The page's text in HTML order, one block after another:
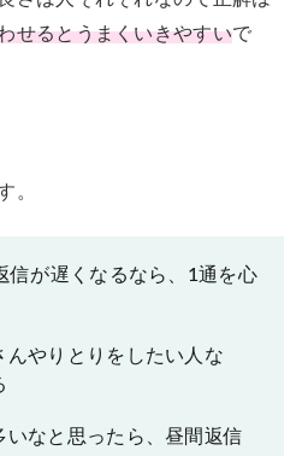
せるとうまくいきやすいで
。
信が遅くなるなら、1通を心
んやりとりをしたい人な
いなと思ったら、昼間返信